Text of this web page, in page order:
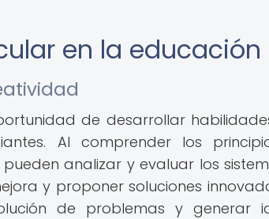
en la educación
de desarrollar
Al comprender los
analizar y evaluar los
y proponer soluciones
de problemas y generar